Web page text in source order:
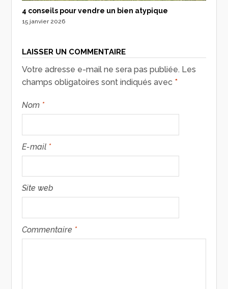
4 conseils pour vendre un bien atypique
15 janvier 2026
LAISSER UN COMMENTAIRE
Votre adresse e-mail ne sera pas publiée. Les
champs obligatoires sont indiqués avec *
Nom *
E-mail *
Site web
Commentaire *